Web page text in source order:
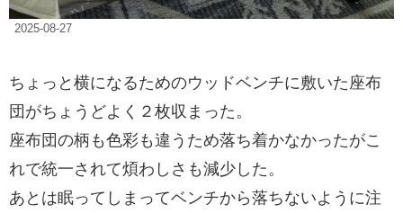
2025-08-27
ちょっと横になるためのウッドベンチに敷いた座布
団がちょうどよく２枚収まった。
座布団の柄も色彩も違うため落ち着かなかったがこ
れで統一されて煩わしさも減少した。
あとは眠ってしまってベンチから落ちないように注